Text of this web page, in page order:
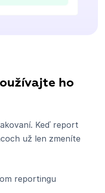
ho
Keď report
už len zmeníte
reportingu